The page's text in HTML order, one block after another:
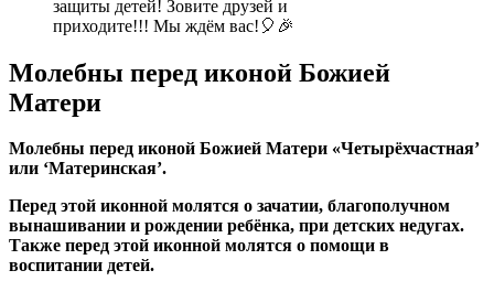
защиты детей! Зовите друзей и
приходите!!! Мы ждём вас!🎈🎉
Молебны перед иконой Божией
Матери
Молебны перед иконой Божией Матери «Четырёхчастная’
или ‘Материнская’.
Перед этой иконной молятся о зачатии, благополучном
вынашивании и рождении ребёнка, при детских недугах.
Также перед этой иконной молятся о помощи в
воспитании детей.